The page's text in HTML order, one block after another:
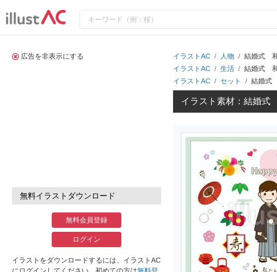
広告を非表示にする
無料イラストダウンロード
無料会員登録
ログイン
イラストをダウンロードするには、イラストAC
イラストAC 人物
結婚式
イラストAC
生活
結婚式
イラストAC
セット 結婚式
イラスト素材：結婚式